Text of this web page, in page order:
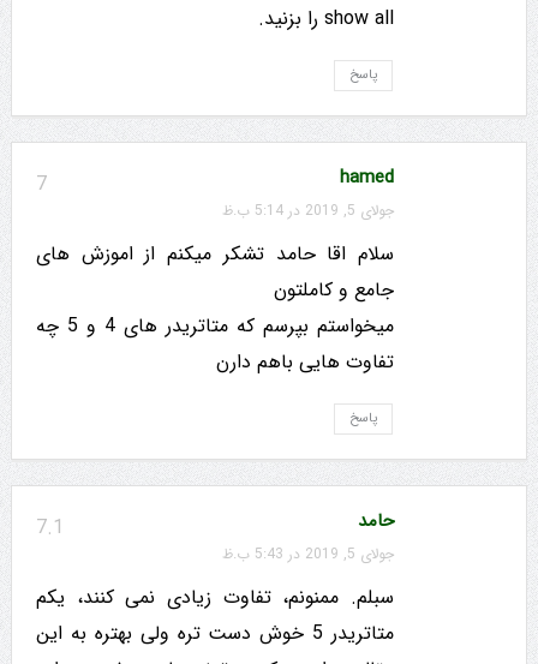
show all را بزنید.
پاسخ
7 hamed
جولای 5, 2019 در 5:14 ب.ظ
سلام اقا حامد تشکر میکنم از اموزش های
جامع و کاملتون
میخواستم بپرسم که متاتریدر های 4 و 5 چه
تفاوت هایی باهم دارن
پاسخ
7.1 حامد
جولای 5, 2019 در 5:43 ب.ظ
سبلم. ممنونم، تفاوت زیادی نمی کنند، یکم
متاتریدر 5 خوش دست تره ولی بهتره به این